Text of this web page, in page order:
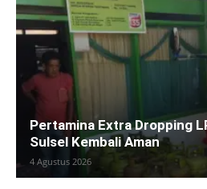
Pertamina Extra Dropping
Sulsel Kembali Aman
4 Agustus 2026